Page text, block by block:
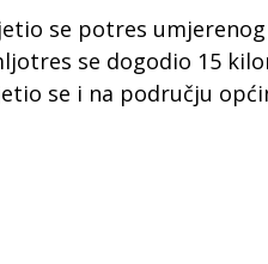
se potres umjerenog
se dogodio 15
se i na području